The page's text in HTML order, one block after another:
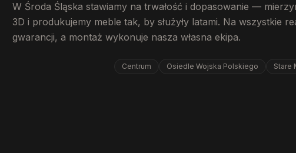
W Środa Śląska stawiamy na trwałość i dopasowanie —
3D i produkujemy meble tak, by służyły latami. Na wszystkie
gwarancji, a montaż wykonuje nasza własna ekipa.
Centrum Osiedle Wojska Polskiego Stare